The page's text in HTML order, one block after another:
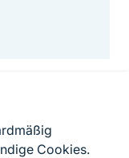
Cookies.